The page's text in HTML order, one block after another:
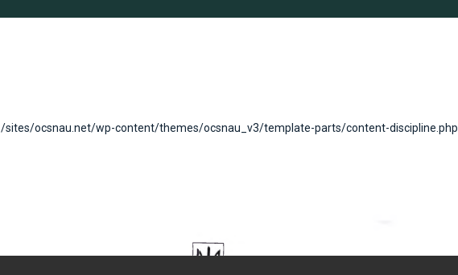
/sites/ocsnau.net/wp-content/themes/ocsnau_v3/template-parts/content-discipline.php